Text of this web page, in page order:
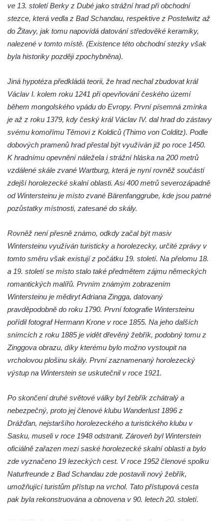
Hrad Tolštejn (Tollenstein)
Hrad Boršengrýn
Hrad Hamrštejn (Hammerstein)
Hrad Vildštejn (Skalná)
Hrad Krásný Buk (Schönbuch) u Krásné
Lípy
Kamenický hrad na Zámeckém vrchu –
Česká Kamenice
Horní Hrad, řečený Hauenštejn, okres
Karlovy Vary
Hrad Hartenberg (Hřebeny)
ve 13. století Berky z Dubé jako strážní hrad při obchodní
stezce, která vedla z Bad Schandau, respektive z Postelwitz až
do Žitavy, jak tomu napovídá datování středověké keramiky,
nalezené v tomto místě. (Existence této obchodní stezky však
byla historiky později zpochybněna).
Jiná hypotéza předkládá teorii, že hrad nechal zbudovat král
Václav I. kolem roku 1241 při opevňování českého území
během mongolského vpádu do Evropy. První písemná zmínka
je až z roku 1379, kdy český král Václav IV. dal hrad do zástavy
svému komořímu Těmovi z Koldiců (Thimo von Colditz). Podle
dobových pramenů hrad přestal být využíván již po roce 1450.
K hradnímu opevnění náležela i strážní hláska na 200 metrů
vzdálené skále zvané Wartburg, která je nyní rovněž součástí
zdejší horolezecké skalní oblasti. Asi 400 metrů severozápadně
od Wintersteinu je místo zvané Bärenfanggrube, kde jsou patrné
pozůstatky místnosti, zatesané do skály.
Rovněž není přesně známo, odkdy začal být masiv
Wintersteinu využíván turisticky a horolezecky, určité zprávy v
tomto směru však existují z počátku 19. století. Na přelomu 18.
a 19. století se místo stalo také předmětem zájmu německých
romantických malířů. Prvním známým zobrazením
Wintersteinu je mědiryt Adriana Zingga, datovaný
pravděpodobně do roku 1790. První fotografie Wintersteinu
pořídil fotograf Hermann Krone v roce 1855. Na jeho dalších
snímcích z roku 1885 je vidět dřevěný žebřík, podobný tomu z
Zinggova obrazu, díky kterému bylo možno vystoupit na
vrcholovou plošinu skály. První zaznamenaný horolezecký
výstup na Winterstein se uskutečnil v roce 1921.
Po skončení druhé světové války byl žebřík zchátralý a
nebezpečný, proto jej členové klubu Wanderlust 1896 z
Drážďan, nejstaršího horolezeckého a turistického klubu v
Sasku, museli v roce 1948 odstranit. Zároveň byl Winterstein
oficiálně zařazen mezi saské horolezecké skalní oblasti a bylo
zde vyznačeno 19 lezeckých cest. V roce 1952 členové spolku
Naturfreunde z Bad Schandau zde postavili nový žebřík,
umožňující turistům přístup na vrchol. Tato přístupová cesta
pak byla rekonstruována a obnovena v 90. letech 20. století.